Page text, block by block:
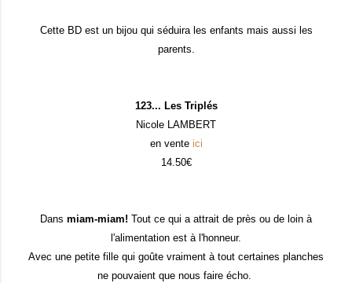
Cette BD est un bijou qui séduira les enfants mais aussi les
parents.
123... Les Triplés
Nicole LAMBERT
en vente ici
14.50€
Dans miam-miam! Tout ce qui a attrait de près ou de loin à
l'alimentation est à l'honneur.
Avec une petite fille qui goûte vraiment à tout certaines planches
ne pouvaient que nous faire écho.